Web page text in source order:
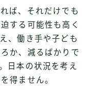
ば、それだけでも
する可能性も高く
、働き手や子ども
か、減るばかりで
日本の状況を考え
得ません。